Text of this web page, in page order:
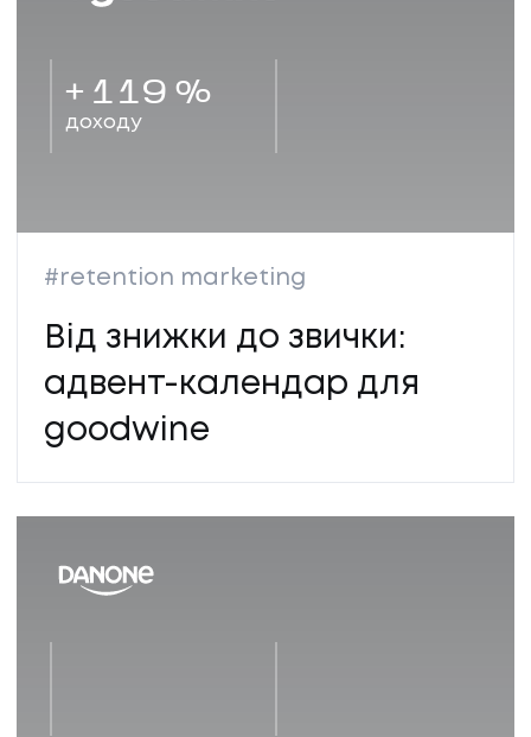
+ 119 %
доходу
#retention marketing
Від знижки до звички:
адвент-календар для
goodwine